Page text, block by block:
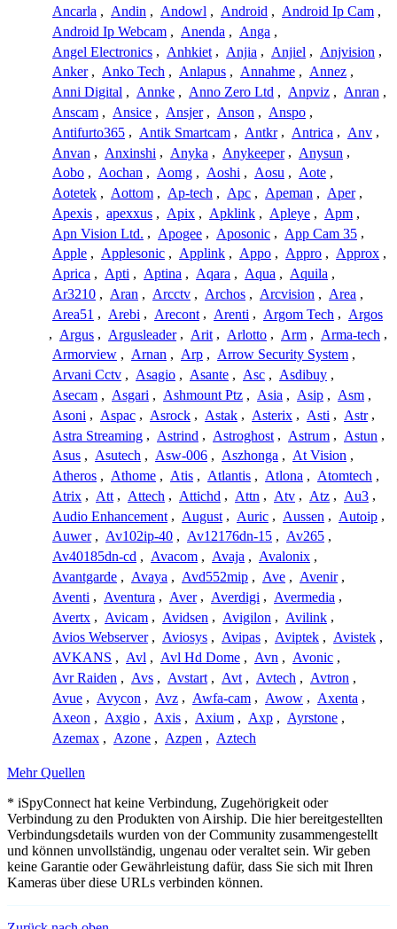
Ancarla , Andin , Andowl , Android , Android Ip Cam ,
Android Ip Webcam , Anenda , Anga ,
Angel Electronics , Anhkiet , Anjia , Anjiel , Anjvision ,
Anker , Anko Tech , Anlapus , Annahme , Annez ,
Anni Digital , Annke , Anno Zero Ltd , Anpviz , Anran ,
Anscam , Ansice , Ansjer , Anson , Anspo ,
Antifurto365 , Antik Smartcam , Antkr , Antrica , Anv ,
Anvan , Anxinshi , Anyka , Anykeeper , Anysun ,
Aobo , Aochan , Aomg , Aoshi , Aosu , Aote ,
Aotetek , Aottom , Ap-tech , Apc , Apeman , Aper ,
Apexis , apexxus , Apix , Apklink , Apleye , Apm ,
Apn Vision Ltd. , Apogee , Aposonic , App Cam 35 ,
Apple , Applesonic , Applink , Appo , Appro , Approx ,
Aprica , Apti , Aptina , Aqara , Aqua , Aquila ,
Ar3210 , Aran , Arcctv , Archos , Arcvision , Area ,
Area51 , Arebi , Arecont , Arenti , Argom Tech , Argos
, Argus , Argusleader , Arit , Arlotto , Arm , Arma-tech ,
Armorview , Arnan , Arp , Arrow Security System ,
Arvani Cctv , Asagio , Asante , Asc , Asdibuy ,
Asecam , Asgari , Ashmount Ptz , Asia , Asip , Asm ,
Asoni , Aspac , Asrock , Astak , Asterix , Asti , Astr ,
Astra Streaming , Astrind , Astroghost , Astrum , Astun ,
Asus , Asutech , Asw-006 , Aszhonga , At Vision ,
Atheros , Athome , Atis , Atlantis , Atlona , Atomtech ,
Atrix , Att , Attech , Attichd , Attn , Atv , Atz , Au3 ,
Audio Enhancement , August , Auric , Aussen , Autoip ,
Auwer , Av102ip-40 , Av12176dn-15 , Av265 ,
Av40185dn-cd , Avacom , Avaja , Avalonix ,
Avantgarde , Avaya , Avd552mip , Ave , Avenir ,
Aventi , Aventura , Aver , Averdigi , Avermedia ,
Avertx , Avicam , Avidsen , Avigilon , Avilink ,
Avios Webserver , Aviosys , Avipas , Aviptek , Avistek ,
AVKANS , Avl , Avl Hd Dome , Avn , Avonic ,
Avr Raiden , Avs , Avstart , Avt , Avtech , Avtron ,
Avue , Avycon , Avz , Awfa-cam , Awow , Axenta ,
Axeon , Axgio , Axis , Axium , Axp , Ayrstone ,
Azemax , Azone , Azpen , Aztech
Mehr Quellen
* iSpyConnect hat keine Verbindung, Zugehörigkeit oder
Verbindung zu den Produkten von Airship. Die hier bereitgestellten
Verbindungsdetails wurden von der Community zusammengestellt
und können unvollständig, ungenau oder veraltet sein. Wir geben
keine Garantie oder Gewährleistung dafür, dass Sie sich mit Ihren
Kameras über diese URLs verbinden können.